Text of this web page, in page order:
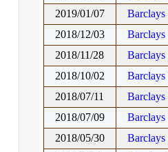
2019/01/07
2018/12/03
2018/11/28
2018/10/02
2018/07/11
2018/07/09
2018/05/30